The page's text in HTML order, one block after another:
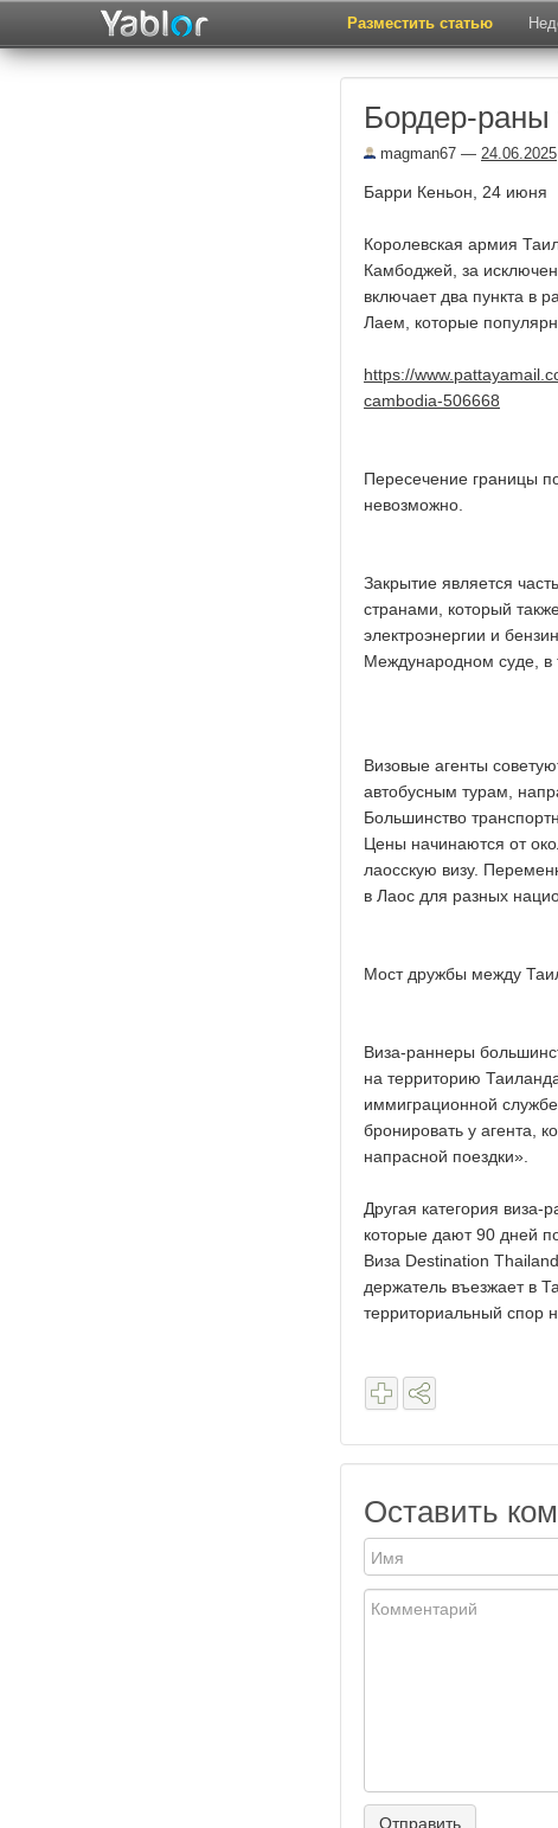
Разместить статью
Бордер-раны
magman67 — 24.06.2025
Барри Кеньон, 24 июня
Королевская армия
Камбоджей, за
включает два пункта в
Лаем, которые
https://
cambodia-506668
Пересечение границы
невозможно.
Закрытие является
странами, который
электроэнергии и
Международном суде, в
Визовые агенты
автобусным турам,
Большинство
Цены начинаются от
лаосскую визу.
в Лаос для разных
Мост дружбы между
Виза-раннеры
на территорию
иммиграционной
бронировать у агента,
напрасной поездки».
Другая категория
которые дают 90 дней
Виза Destination
держатель въезжает в
территориальный спор
Оставить